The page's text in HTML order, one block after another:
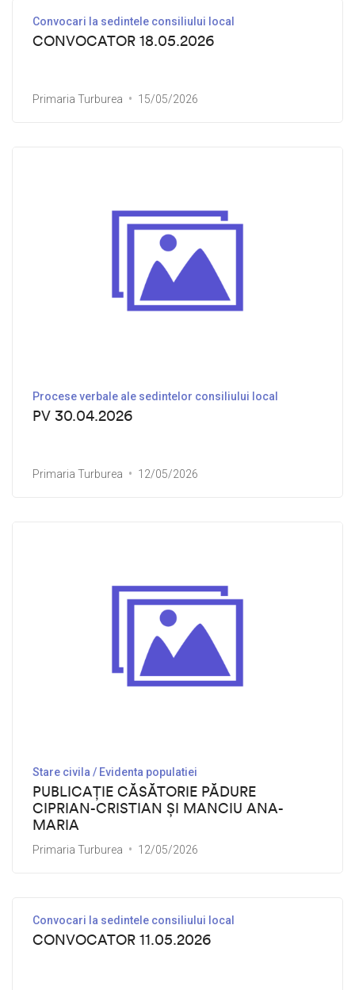
Convocari la sedintele consiliului local
CONVOCATOR 18.05.2026
Primaria Turburea 15/05/2026
Procese verbale ale sedintelor consiliului local
PV 30.04.2026
Primaria Turburea 12/05/2026
Stare civila / Evidenta populatiei
PUBLICAȚIE CĂSĂTORIE PĂDURE
CIPRIAN-CRISTIAN ȘI MANCIU ANA-
MARIA
Primaria Turburea 12/05/2026
Convocari la sedintele consiliului local
CONVOCATOR 11.05.2026